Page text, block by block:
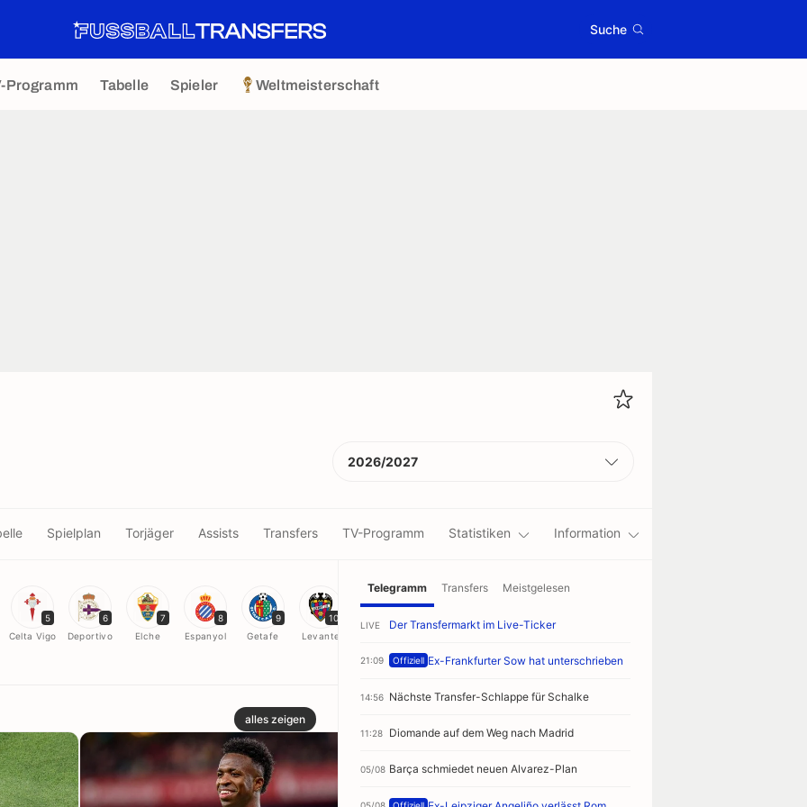
Suche
Programm Tabelle Spieler Weltmeisterschaft
2026/2027
Spielplan Torjäger Assists Transfers TV-Programm Statistiken Information
5
Celta Vigo
6
Deportivo
7
Elche
8
Espanyol
9
Getafe
10
Levante
alles zeigen
Telegramm Transfers Meistgelesen
LIVE Der Transfermarkt im Live-Ticker
21:09 Offiziell Ex-Frankfurter Sow hat unterschrieben
14:56 Nächste Transfer-Schlappe für Schalke
11:28 Diomande auf dem Weg nach Madrid
05/08 Barça schmiedet neuen Alvarez-Plan